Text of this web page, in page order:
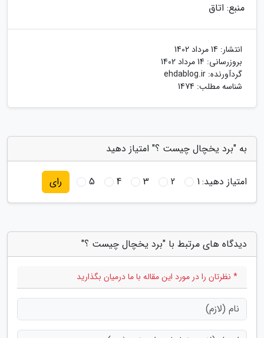
منبع: اتاق
انتشار: 14 مرداد 1402
بروزرسانی: 14 مرداد 1402
گردآورنده: ehdablog.ir
شناسه مطلب: 1474
به "برد یخچال چیست ؟" امتیاز دهید
امتیاز دهید:1
2
3
4
5 رای
دیدگاه های مرتبط با "برد یخچال چیست ؟"
* نظرتان را در مورد این مقاله با ما درمیان بگذارید